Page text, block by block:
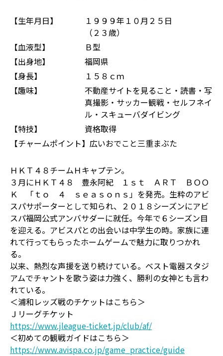
【生年月日】
１９９９年１０月２５日
（２３歳）
【血液型】
Ｂ型
【出身地】
福岡県
【身長】
１５８ｃｍ
【趣味】
不動産サイトを見ること・読書・写
真撮影・サッカー観戦・セルフネイ
ル・スキューバダイビング
【特技】
資格取得
【チャームポイント】 広いおでこと三重まぶた
ＨＫＴ４８チームＨキャプテン。
３月にＨＫＴ４８ 豊永阿紀 １ｓｔ ＡＲＴ ＢＯＯ
Ｋ 「ｔｏ ４ ｓｅａｓｏｎｓ」を発売。生粋のアビ
スパサポーターとして知られ、２０１８シーズンにアビ
スパ福岡公式アンバサダーに就任。今年で６シーズン目
を迎える。アビスパとの出会いは中学生の時。家族に連
れて行ってもらったホームゲームで魅力に取りつかれ
る。
以来、熱烈な声援を送り続けている。ベスト電器スタジ
アムでチャントを歌う姿は力強く、勝利の女神とも言わ
れている。
＜浦和レッズ戦のチケットはこちら＞
Ｊリーグチケット
https://www.jleague-ticket.jp/club/af/
＜初めての観戦ガイドはこちら＞
https://www.avispa.co.jp/game_practice/guide